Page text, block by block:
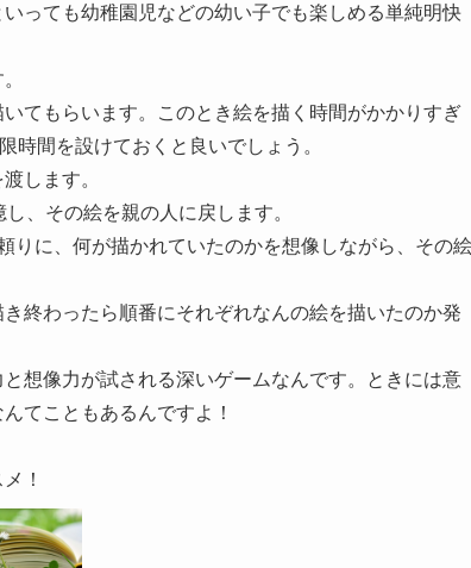
っても幼稚園児などの幼い子でも楽しめる単純明快
てもらいます。このとき絵を描く時間がかかりすぎ
時間を設けておくと良いでしょう。
します。
、その絵を親の人に戻します。
に、何が描かれていたのかを想像しながら、その絵
終わったら順番にそれぞれなんの絵を描いたのか発
想像力が試される深いゲームなんです。
ときには意
てこともあるんですよ！
！